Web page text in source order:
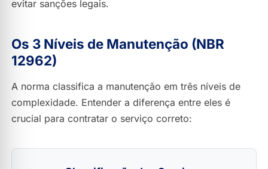
evitar sanções legais.
Os 3 Níveis de Manutenção (NBR
12962)
A norma classifica a manutenção em três níveis de
complexidade. Entender a diferença entre eles é
crucial para contratar o serviço correto: